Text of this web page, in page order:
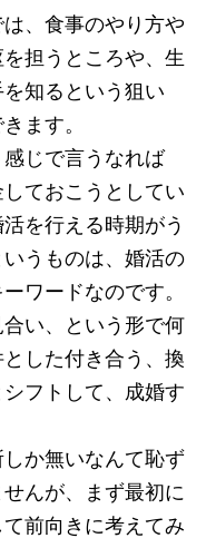
、食事のやり方や
担うところや、生
知るという狙い
ます。
じで言うなれば
しておこうとしてい
を行える時期がう
うものは、婚活の
ワードなのです。
い、という形で何
した付き合う、換
フトして、成婚す
か無いなんて恥ず
んが、まず最初に
前向きに考えてみ